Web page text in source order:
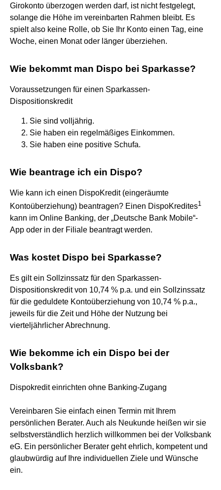
Girokonto überzogen werden darf, ist nicht festgelegt,
solange die Höhe im vereinbarten Rahmen bleibt. Es
spielt also keine Rolle, ob Sie Ihr Konto einen Tag, eine
Woche, einen Monat oder länger überziehen.
Wie bekommt man Dispo bei Sparkasse?
Voraussetzungen für einen Sparkassen-
Dispositionskredit
Sie sind volljährig.
Sie haben ein regelmäßiges Einkommen.
Sie haben eine positive Schufa.
Wie beantrage ich ein Dispo?
Wie kann ich einen DispoKredit (eingeräumte
Kontoüberziehung) beantragen? Einen DispoKredites1
kann im Online Banking, der „Deutsche Bank Mobile“-
App oder in der Filiale beantragt werden.
Was kostet Dispo bei Sparkasse?
Es gilt ein Sollzinssatz für den Sparkassen-
Dispositionskredit von 10,74 % p.a. und ein Sollzinssatz
für die geduldete Kontoüberziehung von 10,74 % p.a.,
jeweils für die Zeit und Höhe der Nutzung bei
vierteljährlicher Abrechnung.
Wie bekomme ich ein Dispo bei der
Volksbank?
Dispokredit einrichten ohne Banking-Zugang
Vereinbaren Sie einfach einen Termin mit Ihrem
persönlichen Berater. Auch als Neukunde heißen wir sie
selbstverständlich herzlich willkommen bei der Volksbank
eG. Ein persönlicher Berater geht ehrlich, kompetent und
glaubwürdig auf Ihre individuellen Ziele und Wünsche
ein.